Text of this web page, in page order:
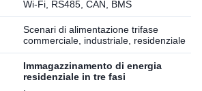
Wi-Fi, RS485, CAN, BMS
Scenari di alimentazione trifase
commerciale, industriale, residenziale
Immagazzinamento di energia
residenziale in tre fasi